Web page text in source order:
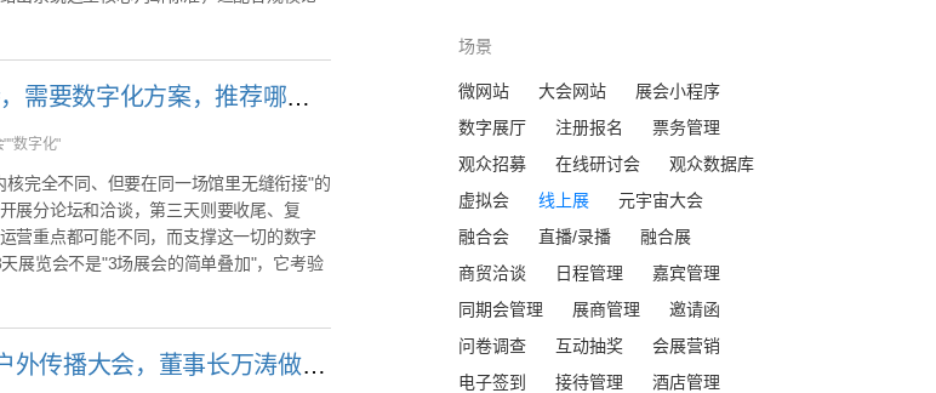
我要办为期3天的展览会，需要数字化方案，推荐哪家？
""数字化"
完全不同、但要在同一场馆里无缝衔接"的
分论坛和洽谈，第三天则要收尾、复
营重点都可能不同，而支撑这一切的数字
展览会不是"3场展会的简单叠加"，它考验
31会议亮相第23届中国户外传播大会，董事长万涛做主旨演讲，碰客宝斩获年度十大新技术新媒体大奖
场景
微网站 大会网站
展会小程序
数字展厅
注册报名
票务管理
观众招募
在线研讨会
观众数据库
虚拟会
线上展
元宇宙大会
融合会
直播/录播
融合展
商贸洽谈
日程管理
嘉宾管理
同期会管理
展商管理
邀请函
问卷调查
互动抽奖
会展营销
电子签到
接待管理
酒店管理